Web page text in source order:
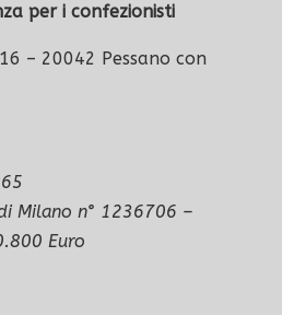
per i confezionisti
– 20042 Pessano con
Milano n° 1236706 –
Euro